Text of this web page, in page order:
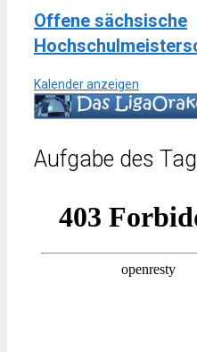
Offene sächsische
Kalender anzeigen
Aufgabe des